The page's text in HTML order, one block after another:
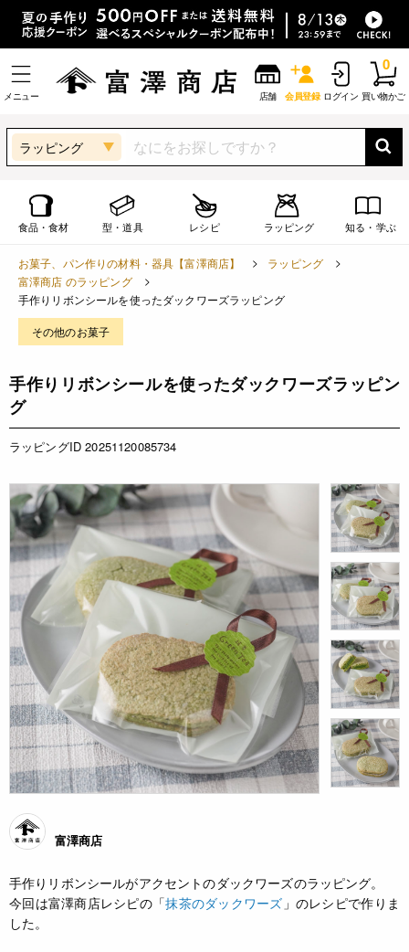
メニュー 店舗 会員登録 ログイン 買い物かご
0
ラッピング
食品・食材 型・道具 レシピ ラッピング 知る・学ぶ
お菓子、パン作りの材料・器具【富澤商店】
ラッピング
富澤商店 のラッピング
手作りリボンシールを使ったダックワーズラッピング
その他のお菓子
手作りリボンシールを使ったダックワーズラッピン
グ
ラッピングID 20251120085734
富澤商店
手作りリボンシールがアクセントのダックワーズのラッピング。
今回は富澤商店レシピの「抹茶のダックワーズ 」のレシピで作りま
した。